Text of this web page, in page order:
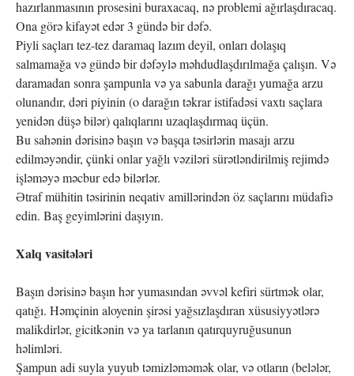
hazırlanmasının prosesini buraxacaq, nə problemi ağırlaşdıracaq.
Ona görə kifayət edər 3 gündə bir dəfə.
Piyli saçları tez-tez daramaq lazım deyil, onları dolaşıq
salmamağa və gündə bir dəfəylə məhdudlaşdırılmağa çalışın. Və
daramadan sonra şampunla və ya sabunla darağı yumağa arzu
olunandır, dəri piyinin (o darağın təkrar istifadəsi vaxtı saçlara
yenidən düşə bilər) qalıqlarını uzaqlaşdırmaq üçün.
Bu sahənin dərisinə başın və başqa təsirlərin masajı arzu
edilməyəndir, çünki onlar yağlı vəziləri sürətləndirilmiş rejimdə
işləməyə məcbur edə bilərlər.
Ətraf mühitin təsirinin neqativ amillərindən öz saçlarını müdafiə
edin. Baş geyimlərini daşıyın.
Xalq vasitələri
Başın dərisinə başın hər yumasından əvvəl kefiri sürtmək olar,
qatığı. Həmçinin aloyenin şirəsi yağsızlaşdıran xüsusiyyətlərə
malikdirlər, gicitkənin və ya tarlanın qatırquyruğusunun
həlimləri.
Şampun adi suyla yuyub təmizləməmək olar, və otların (belələr,